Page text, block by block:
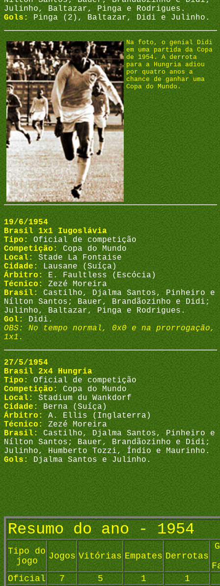
Julinho, Baltazar, Pinga e Rodrigues.
Gols:Pinga (2), Baltazar, Didi e Julinho.
Na foto, o genial Didi
em uma partida da Copa
de 1954. A derrota
para a Hungria adiou
por quatro anos a
chance de ganhar uma
Copa do Mundo.
19/6/1954
Brasil 1x1 Iugoslávia
Tipo: Oficial de competição
Competição:Copa do Mundo
Local: Stade La Fontaise
Cidade: Lausane (Suíça)
Árbitro: E. Faultless (Escócia)
Técnico:Zezé Moreira
Brasil:Castilho, Djalma Santos, Pinheiro e
Nílton Santos; Bauer, Brandãozinho e Didi;
Julinho, Baltazar, Pinga e Rodrigues.
Gol: Didi.
OBS: No tempo normal, 0x0 e na prorrogação,
1x1.
27/5/1954
Brasil 2x4 Hungria
Tipo: Oficial de competição
Competição:Copa do Mundo
Local: Stadium du Wankdorf
Cidade: Berna (Suíça)
Árbitro: A. Ellis (Inglaterra)
Técnico:Zezé Moreira
Brasil:Castilho, Djalma Santos, Pinheiro e
Nílton Santos; Bauer, Brandãozinho e Didi;
Julinho, Humberto Tozzi, Índio e Maurinho.
Gols: Djalma Santos e Julinho.
Resumo do ano - 1954
Tipo do
jogo
Jogos Vitórias Empates Derrotas
Oficial
7 5 1 1